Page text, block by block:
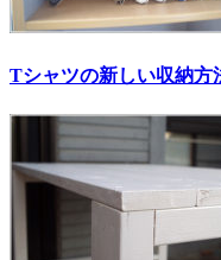
Tシャツの新しい収納方